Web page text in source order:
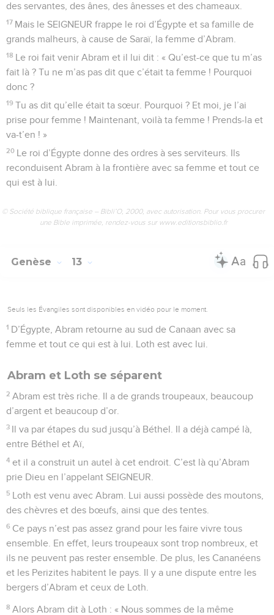
des servantes, des ânes, des ânesses et des chameaux.
17 Mais le SEIGNEUR frappe le roi d’Égypte et sa famille de
grands malheurs, à cause de Saraï, la femme d’Abram.
18 Le roi fait venir Abram et il lui dit : « Qu’est-ce que tu m’as
fait là ? Tu ne m’as pas dit que c’était ta femme ! Pourquoi
donc ?
19 Tu as dit qu’elle était ta sœur. Pourquoi ? Et moi, je l’ai
prise pour femme ! Maintenant, voilà ta femme ! Prends-la et
va-t’en ! »
20 Le roi d’Égypte donne des ordres à ses serviteurs. Ils
reconduisent Abram à la frontière avec sa femme et tout ce
qui est à lui.
© Société biblique française – Bibli’O, 2000, avec autorisation. Pour vous procurer
une Bible imprimée, rendez-vous sur www.editionsbiblio.fr
Genèse 13
Seuls les Évangiles sont disponibles en vidéo pour le moment.
1 D’Égypte, Abram retourne au sud de Canaan avec sa
femme et tout ce qui est à lui. Loth est avec lui.
Abram et Loth se séparent
2 Abram est très riche. Il a de grands troupeaux, beaucoup
d’argent et beaucoup d’or.
3 Il va par étapes du sud jusqu’à Béthel. Il a déjà campé là,
entre Béthel et Aï,
4 et il a construit un autel à cet endroit. C’est là qu’Abram
prie Dieu en l’appelant SEIGNEUR.
5 Loth est venu avec Abram. Lui aussi possède des moutons,
des chèvres et des bœufs, ainsi que des tentes.
6 Ce pays n’est pas assez grand pour les faire vivre tous
ensemble. En effet, leurs troupeaux sont trop nombreux, et
ils ne peuvent pas rester ensemble. De plus, les Cananéens
et les Perizites habitent le pays. Il y a une dispute entre les
bergers d’Abram et ceux de Loth.
8 Alors Abram dit à Loth : « Nous sommes de la même